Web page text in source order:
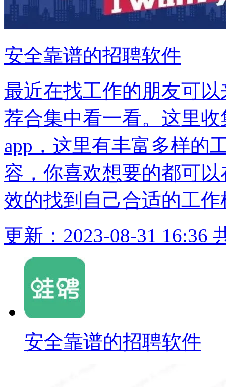
安全靠谱的招聘软件
最近在找工作的朋友可
荐合集中看一看。这里
app，这里有丰富多样的
容，你喜欢想要的都可
效的找到自己合适的工
更新：2023-08-31 16:36
安全靠谱的招聘软件